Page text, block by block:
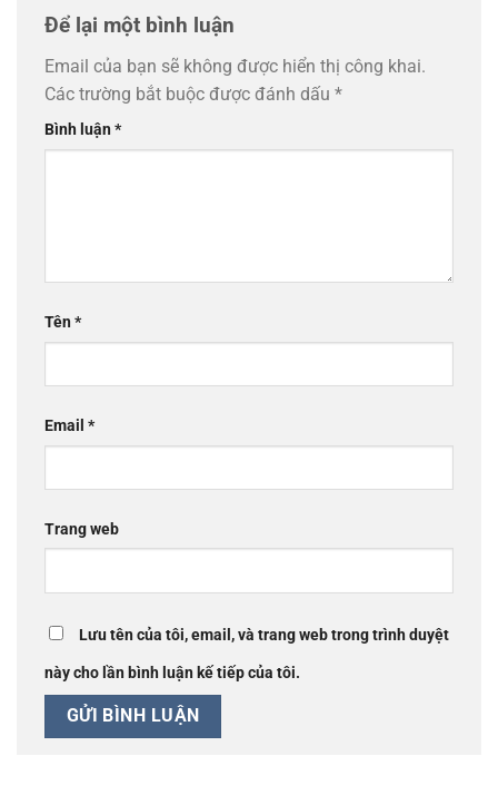
Để lại một bình luận
Email của bạn sẽ không được hiển thị công khai.
Các trường bắt buộc được đánh dấu *
Bình luận*
Tên*
Email *
Trang web
Lưu tên của tôi, email, và trang web trong trình duyệt
này cho lần bình luận kế tiếp của tôi.